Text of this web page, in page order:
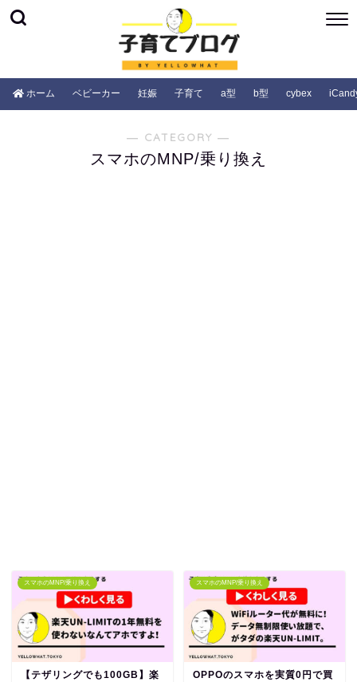
ホーム ベビーカー 妊娠 子育て a型 b型 cybex
― CATEGORY ―
スマホのMNP/乗り換え
スマホのMNP/乗り換え
【テザリングでも100GB】楽
スマホのMNP/乗り換え
OPPOのスマホを実質0円で買